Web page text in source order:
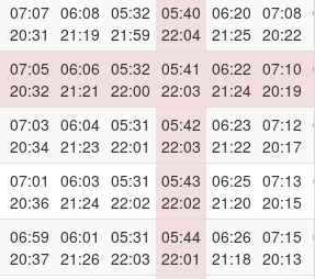
07:07
20:31
06:08
21:19
05:32
21:59
05:40
22:04
06:20
21:25
07:08
20:22
07:05
20:32
06:06
21:21
05:32
22:00
05:41
22:03
06:22
21:24
07:10
20:19
07:03
20:34
06:04
21:23
05:31
22:01
05:42
22:03
06:23
21:22
07:12
20:17
07:01
20:36
06:03
21:24
05:31
22:02
05:43
22:02
06:25
21:20
07:13
20:15
06:59
20:37
06:01
21:26
05:31
22:03
05:44
22:01
06:26
21:18
07:15
20:13